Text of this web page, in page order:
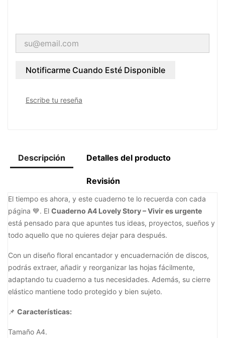
Notificarme Cuando Esté Disponible
Escribe tu reseña
Descripción Detalles del producto
Revisión
El tiempo es ahora, y este cuaderno te lo recuerda con cada
página 💙. El Cuaderno A4 Lovely Story – Vivir es urgente
está pensado para que apuntes tus ideas, proyectos, sueños y
todo aquello que no quieres dejar para después.
Con un diseño floral encantador y encuadernación de discos,
podrás extraer, añadir y reorganizar las hojas fácilmente,
adaptando tu cuaderno a tus necesidades. Además, su cierre
elástico mantiene todo protegido y bien sujeto.
📌 Características:
Tamaño A4.